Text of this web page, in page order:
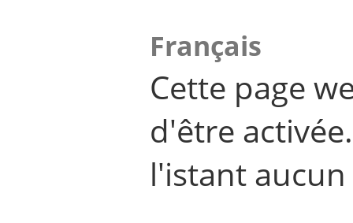
Français
Cette page
d'être
l'istant